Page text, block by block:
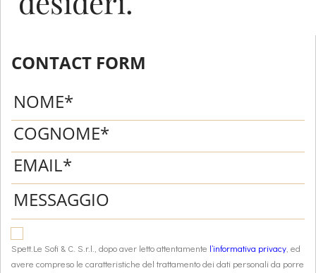
CONTACT FORM
Spett.Le Sofi & C. S.r.l., dopo aver letto attentamente l’informativa privacy, ed
avere compreso le caratteristiche del trattamento dei dati personali da porre